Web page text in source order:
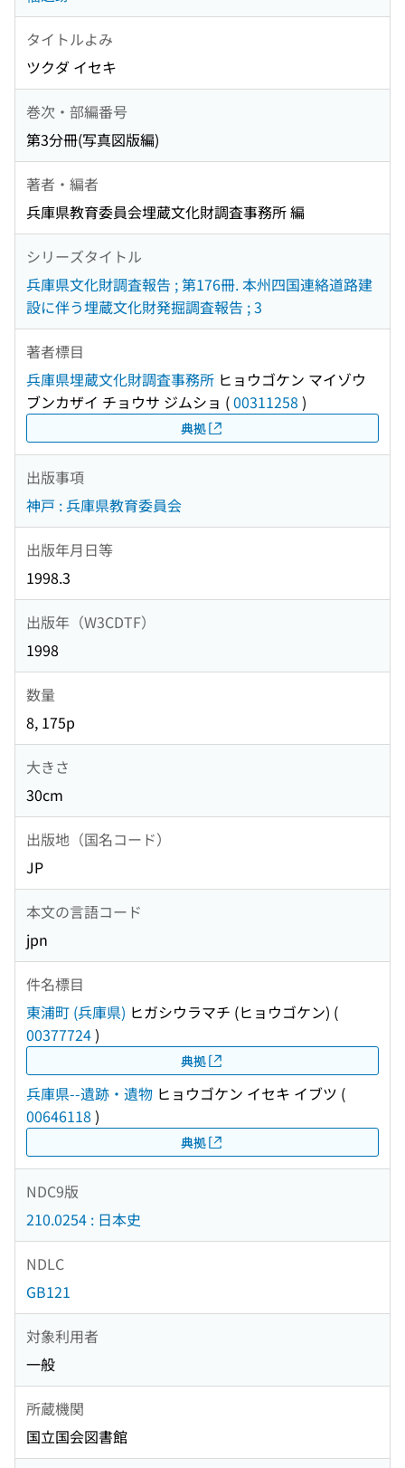
タイトルよみ
ツクダ イセキ
巻次・部編番号
第3分冊(写真図版編)
著者・編者
兵庫県教育委員会埋蔵文化財調査事務所 編
シリーズタイトル
兵庫県文化財調査報告 ; 第176冊. 本州四国連絡道路建
設に伴う埋蔵文化財発掘調査報告 ; 3
著者標目
兵庫県埋蔵文化財調査事務所 ヒョウゴケン マイゾウ
ブンカザイ チョウサ ジムショ (00311258 )
典拠
出版事項
神戸 : 兵庫県教育委員会
出版年月日等
1998.3
出版年（W3CDTF）
1998
数量
8, 175p
大きさ
30cm
出版地（国名コード）
JP
本文の言語コード
jpn
件名標目
東浦町 (兵庫県) ヒガシウラマチ (ヒョウゴケン) (
00377724)
典拠
兵庫県--遺跡・遺物 ヒョウゴケン イセキ イブツ (
00646118 )
典拠
NDC9版
210.0254 : 日本史
NDLC
GB121
対象利用者
一般
所蔵機関
国立国会図書館